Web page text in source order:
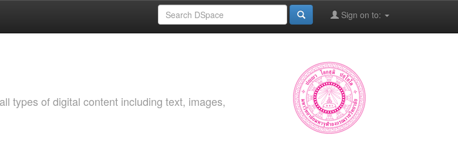
Sign on to:
types of digital content including text, images,